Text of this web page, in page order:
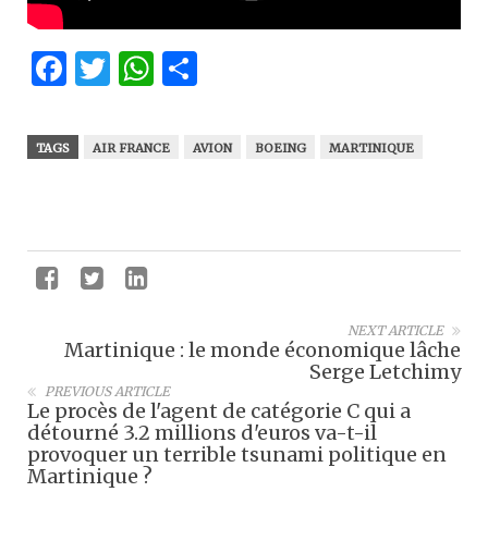
Facebook
Twitter
WhatsApp
TAGS AIR FRANCE AVION BOEING MARTINIQUE
NEXT ARTICLE
Martinique : le monde économique lâche
Serge Letchimy
PREVIOUS ARTICLE
Le procès de l'agent de catégorie C qui a
détourné 3.2 millions d'euros va-t-il
provoquer un terrible tsunami politique en
Martinique ?